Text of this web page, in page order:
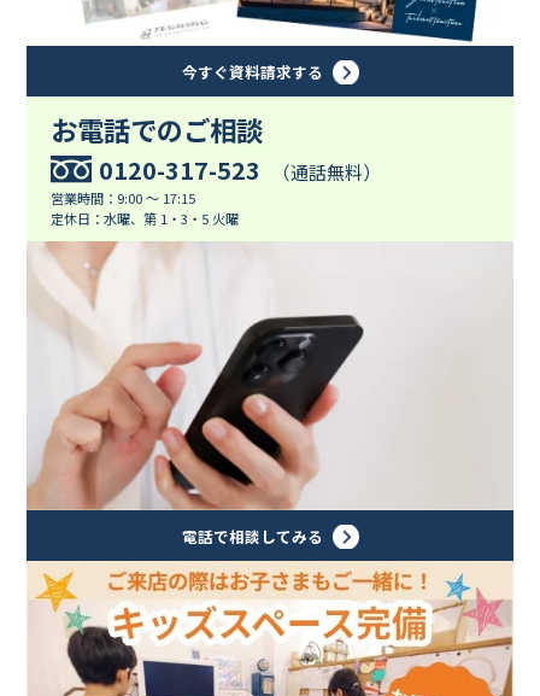
今すぐ資料請求する
お電話でのご相談
0120-317-523 （通話無料）
営業時間：9:00 ～ 17:15
定休日：水曜、第 1・3・5 火曜
電話で相談してみる